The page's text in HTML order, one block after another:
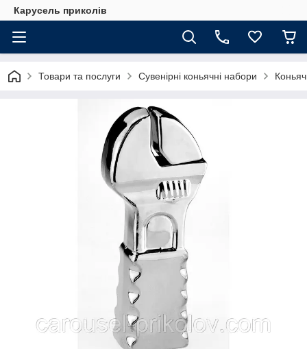
Карусель приколів
Товари та послуги Сувенірні коньячні набори